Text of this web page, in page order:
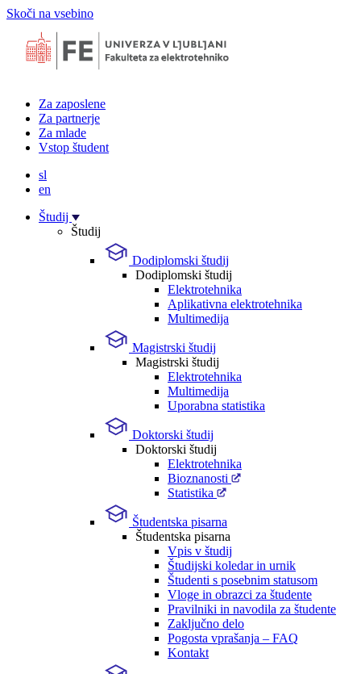
Skoči na vsebino
Za zaposlene
Za partnerje
Za mlade
Vstop študent
sl
en
Študij
Študij
Dodiplomski študij
Dodiplomski študij
Elektrotehnika
Aplikativna elektrotehnika
Multimedija
Magistrski študij
Magistrski študij
Elektrotehnika
Multimedija
Uporabna statistika
Doktorski študij
Doktorski študij
Elektrotehnika
Bioznanosti
Statistika
Študentska pisarna
Študentska pisarna
Vpis v študij
Študijski koledar in urnik
Študenti s posebnim statusom
Vloge in obrazci za študente
Pravilniki in navodila za študente
Zaključno delo
Pogosta vprašanja – FAQ
Kontakt